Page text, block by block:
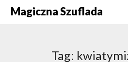
SkipMagiczna Szuflada
Tag: